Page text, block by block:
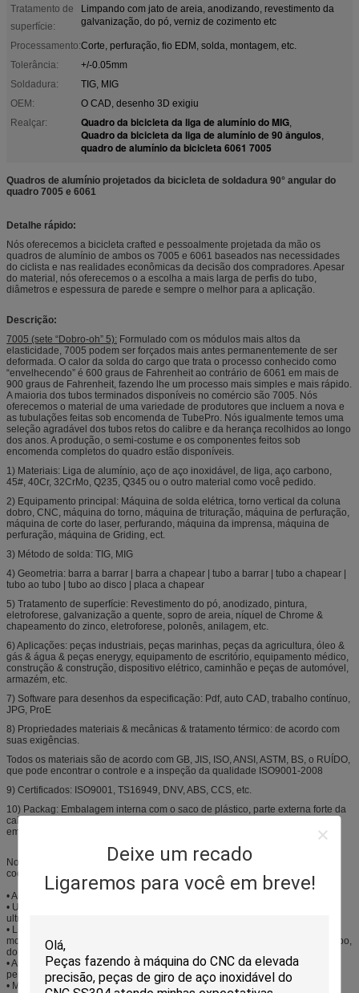
Deixe um recado
Ligaremos para você em breve!
Tratamento de
superfície:
Limpando com jato de areia, anodizando, revestimento da
galvanização, do pó, verniz de cozimento etc
Processamento:Corte, perfuração, fio EDM, solda, montagem, etc.
Tolerância:
+/-0.05mm
Soldadura:
TIG, MIG
OEM:
O CAD, desenho 3D exigiu
Realçar:
Quadro da bicicleta da liga de alumínio do MIG,
Quadro da bicicleta da liga de alumínio de 90 ângulos,
quadro de alumínio da bicicleta 6061 7005
Quadros de alumínio projetados da bicicleta de soldadura 90° angular do
quadro 7005 e 6061
Detalhe rápido:
Nós oferecemos a bicicleta crafted e pessoalmente projetada da mão os
quadros de alumínio de ambos os 7005 e 6061 baseados nas necessidades
do ciclista e nas realidades econômicas da decisão dos compradores. Apesar
do material, nós oferecemos o a escolha a mais larga de perfis do tubo,
diâmetros e espessura de parede e sempre o melhor para a aplicação.
Descrição:
7005 (sete “Dobro-oh” 5): Formulado com os módulos mais altos da
elasticidade, 7005 podem ser forçados mais antes permanentemente de ser
deformada. O calor da solda do cargo que trata o processo conhecido como
“envelhecendo” é 600 graus de Fahrenheit ao contrário de 6061 em mais de
900 graus de Fahrenheit, fazendo lhe um processo mais simples e mais rápido.
A maioria dos tubos terminados disponíveis no comércio são 7005. Nós
oferecemos o material de uma variedade de produtores que incluem a nova e
as tubulações feitas sob encomenda de TubePro. Nós igualmente temos uma
seleção agradável dos tubos retos do calibre e da herança recolhidos ao longo
dos anos. A produção, o semi-costume e os componentes feitos sob
encomenda completos do quadro estão disponíveis.
1) Materiais: Liga de alumínio, aço de aço inoxidável, de liga, aço carbono,
45#, 40Cr, 32CrMo, Q235, Q345 ou o outro material como você pedido.
2) Equipamento principal: Máquina de solda elétrica, torno vertical da coluna
dobro, CNC, máquina do torno, máquina de trituração, máquina de perfuração,
máquina de corte do laser, perfurando, máquina da imprensa, máquina de
perfuração, máquina de Griding, ect.
3) Método de solda: TIG, MIG
4) Geometria: barra a barrar | barra a chapear | tubo a barrar | tubo a chapear |
tubo ao tubo | tubo ao disco | placa a chapear
5) Tratamento de superfície: Revestimento do pó, anodizado, pintura,
eletroforese, galvanização a quente, sopro de areia, níquel de Chrome &
chapeamento do zinco, eletroforese, polonês, anilagem, etc.
6) Aplicações: peças industriais, peças marinhas, peças da agricultura, óleo &
gás & água & peças enerygy, equipamento de escritório, equipamento médico,
construção & construção, dispositivo elétrico, caminhão e peças de automóvel,
armazém, etc.
7) Software para desenhos da especificação: Pdf, auto CAD, trabalho contínuo,
JPG, ProE
8) Propriedades materiais & mecânicas & tratamento térmico: de acordo com
suas exigências.
Todos os materiais são de acordo com GB, JIS, ISO, ANSI, ASTM, BS, o RUÍDO,
que pode encontrar o controle e a inspeção da qualidade ISO9001-2008
9) Certificados: ISO9001, TS16949, DNV, ABS, CCS, etc.
10) Packag: Embalagem interna com o saco de plástico, parte externa forte da
caixa da caixa e a caixa do ferro para protegê-la finalmente. A dimensão de
embalagem seria de acordo com os produtos dimensão e quantidade
Nossos serviços incluem a trituração, o gerencio, a moedura, o conjunto, e
coordenam a medição para a produção de curto prazo.
• Auxílio do projeto e apoio de planejamento completo
• Uma fabricação da parada inclui a fonte de subcomponents e de rtners
ultramarinos do pa do hardware
• Linhas de produção completas para o gerencio feito sob encomenda,
moendo, fabricati fazendo à máquina da chapa metálica do cnc sobre, carimbo,
dobra, soldadura do argônio e revestimento de superfície
• Anodize e põe o revestimento do revestimento com todos os tipos de cores
personalizadas
• Máquina ferramenta avançadas, software de programação do CAD/CAM